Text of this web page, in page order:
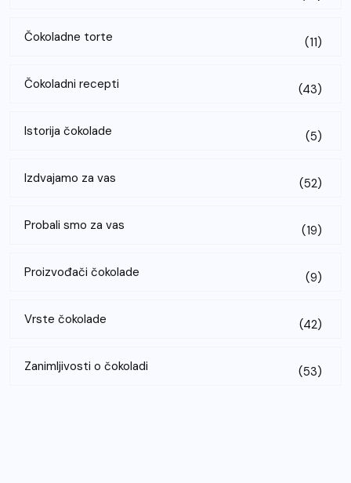
Čokoladne torte (11)
Čokoladni recepti (43)
Istorija čokolade (5)
Izdvajamo za vas (52)
Probali smo za vas (19)
Proizvođači čokolade (9)
Vrste čokolade (42)
Zanimljivosti o čokoladi (53)